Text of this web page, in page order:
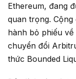
Ethereum, đang
quan trọng.
hành bỏ phiếu
chuyển đổi
thức Bounded